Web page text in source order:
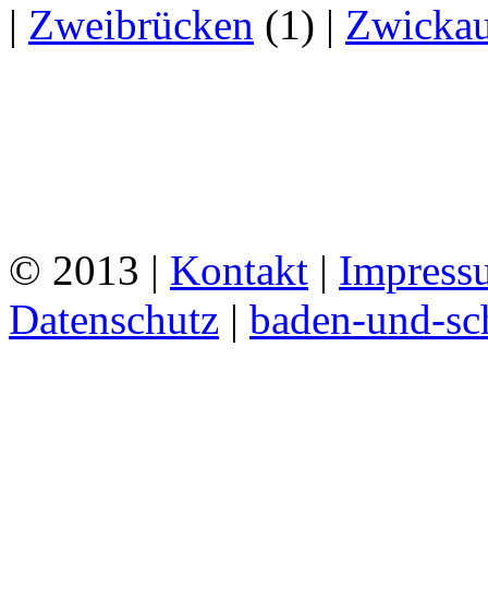
| Zweibrücken (1) |
© 2013 | Kontakt |
Datenschutz | baden-und-